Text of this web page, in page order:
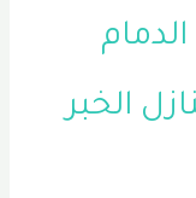
الخبر